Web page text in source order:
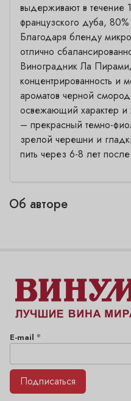
выдерживают в течение
французского дуба,
Благодаря бленду
отлично
Виноградник Ла
концентрированность и
ароматов черной
освежающий характер
– прекрасный темно-
зрелой черешни и
пить через 6-8 лет
Об авторе
E-mail *
Подписаться